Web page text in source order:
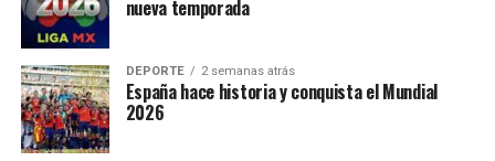
nueva temporada
DEPORTE 2 semanas atrás
España hace historia y conquista el Mundial
2026